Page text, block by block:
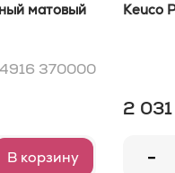
матовый
370000
В корзину
Keuco
2
-